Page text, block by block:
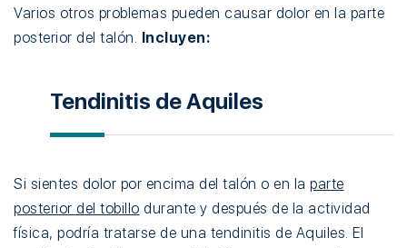
Varios otros problemas pueden causar dolor en la parte
posterior del talón. Incluyen:
Tendinitis de Aquiles
Si sientes dolor por encima del talón o en la parte
posterior del tobillo durante y después de la actividad
física, podría tratarse de una tendinitis de Aquiles. El